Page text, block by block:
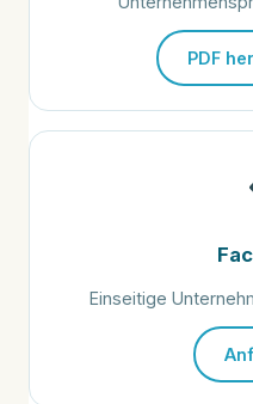
PDF
Einseitige